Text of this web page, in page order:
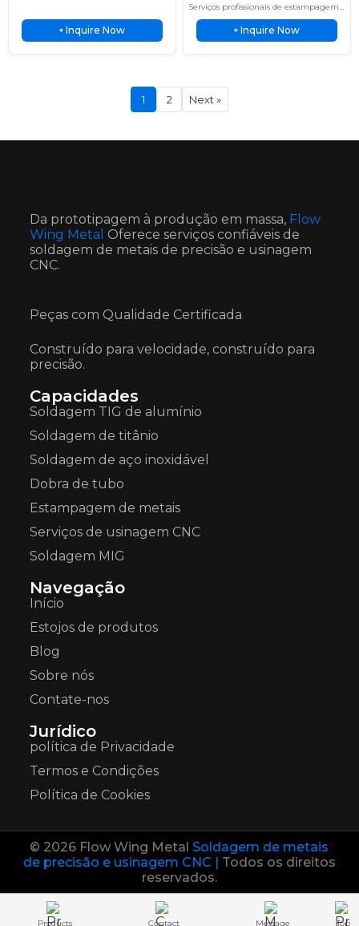
Medida para
Montagem Industrial
suporte de carga e desempenho
durável em aplicações exigentes.
+ Inquire Now
Metal Peças
Personalizadas de
Serviços profissionais de estampagem
de metal para peças personalizadas de
chapa metálica, combinando repuxo
profundo, dobra, soldagem e
+ Inquire Now
1 2 Next »
Da prototipagem à produção em massa, Flow
Wing Metal Oferece serviços confiáveis de
soldagem de metais de precisão e usinagem
CNC.
Peças com Qualidade Certificada
Construído para velocidade, construído para
precisão.
Capacidades
Soldagem TIG de alumínio
Soldagem de titânio
Soldagem de aço inoxidável
Dobra de tubo
Estampagem de metais
Serviços de usinagem CNC
Soldagem MIG
Navegação
Início
Estojos de produtos
Blog
Sobre nós
Contate-nos
Jurídico
política de Privacidade
Termos e Condições
Política de Cookies
© 2026 Flow Wing Metal Soldagem de metais
de precisão e usinagem CNC | Todos os direitos
reservados.
Products Contact Message Top